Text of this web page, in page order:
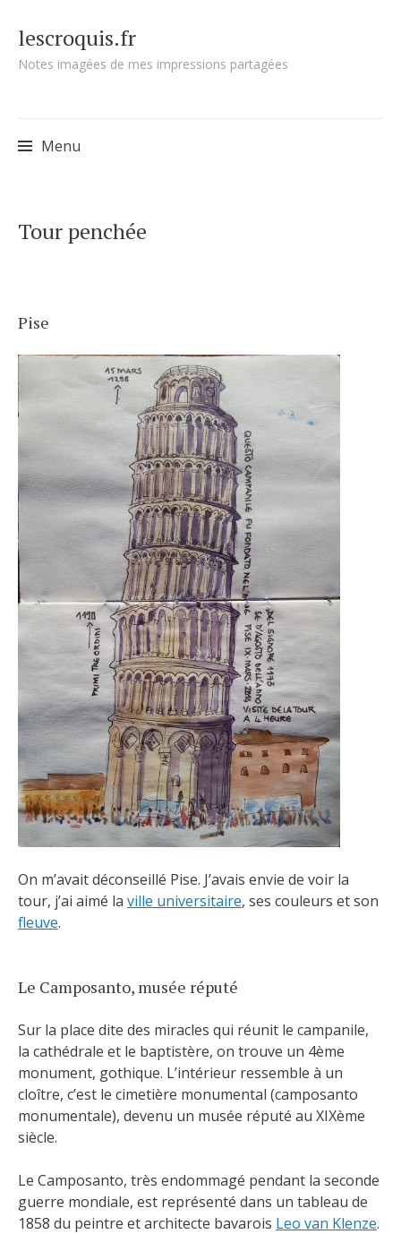
lescroquis.fr
Notes imagées de mes impressions partagées
Menu
to
Tour penchée
Pise
On m’avait déconseillé Pise. J’avais envie de voir la
tour, j’ai aimé la ville universitaire, ses couleurs et son
fleuve.
Le Camposanto, musée réputé
Sur la place dite des miracles qui réunit le campanile,
la cathédrale et le baptistère, on trouve un 4ème
monument, gothique. L’intérieur ressemble à un
cloître, c’est le cimetière monumental (camposanto
monumentale), devenu un musée réputé au XIXème
siècle.
Le Camposanto, très endommagé pendant la seconde
guerre mondiale, est représenté dans un tableau de
1858 du peintre et architecte bavarois Leo van Klenze.